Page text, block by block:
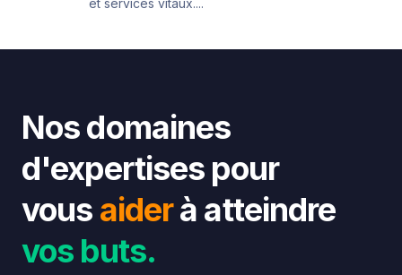
et services vitaux....
Nos domaines
d'expertises pour
vous aiderà atteindre
vos buts.